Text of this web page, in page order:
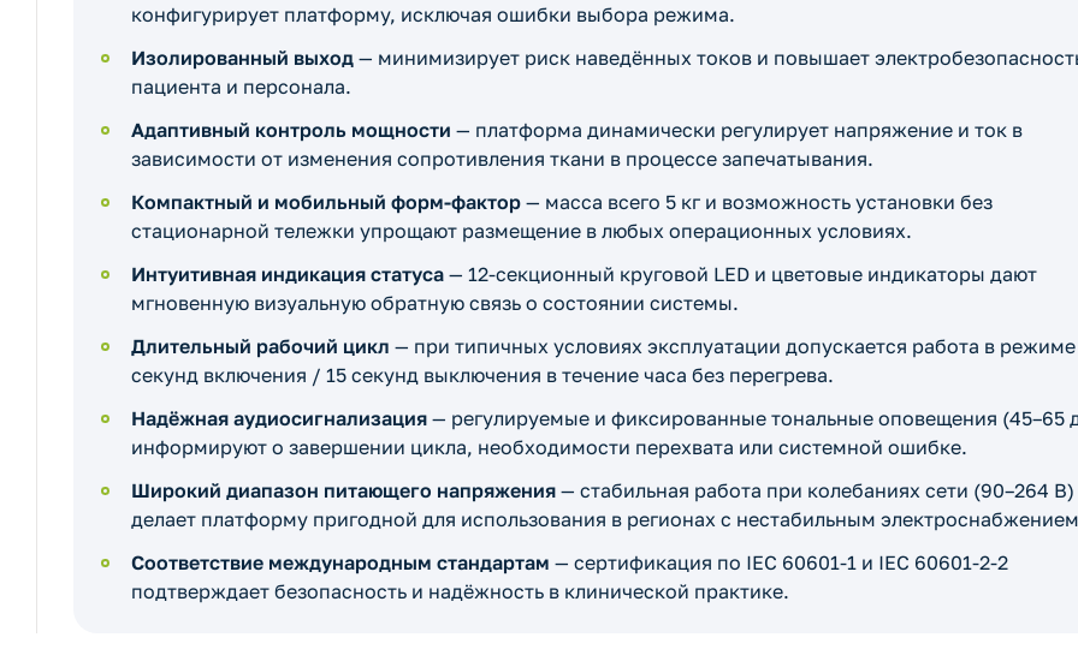
конфигурирует платформу, исключая ошибки выбора режима.
Изолированный выход — минимизирует риск наведённых токов и повышает
пациента и персонала.
Адаптивный контроль мощности — платформа динамически регулирует напряжение и ток в
зависимости от изменения сопротивления ткани в процессе запечатывания.
Компактный и мобильный форм-фактор — масса всего 5 кг и возможность установки без
стационарной тележки упрощают размещение в любых операционных условиях.
Интуитивная индикация статуса — 12-секционный круговой LED и цветовые индикаторы дают
мгновенную визуальную обратную связь о состоянии системы.
Длительный рабочий цикл — при типичных условиях эксплуатации допускается работа в
секунд включения / 15 секунд выключения в течение часа без перегрева.
Надёжная аудиосигнализация — регулируемые и фиксированные тональные оповещения (45–65
информируют о завершении цикла, необходимости перехвата или системной ошибке.
Широкий диапазон питающего напряжения — стабильная работа при колебаниях сети (90–264 В)
делает платформу пригодной для использования в регионах с нестабильным
Соответствие международным стандартам — сертификация по IEC 60601-1 и IEC 60601-2-2
подтверждает безопасность и надёжность в клинической практике.